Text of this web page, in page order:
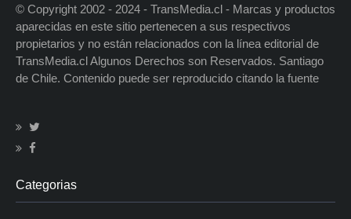
© Copyright 2002 - 2024 - TransMedia.cl - Marcas y productos
aparecidas en este sitio pertenecen a sus respectivos
propietarios y no están relacionados con la línea editorial de
TransMedia.cl Algunos Derechos son Reservados. Santiago
de Chile. Contenido puede ser reproducido citando la fuente
Categorias